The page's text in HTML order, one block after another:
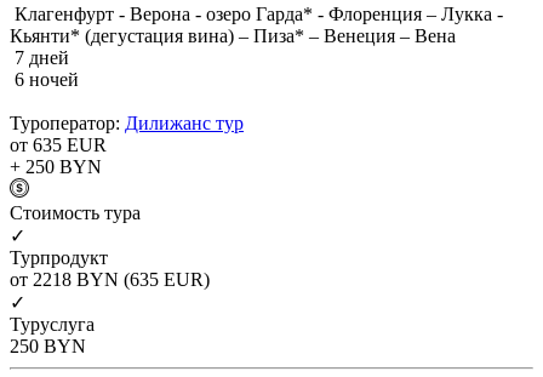
Клагенфурт - Верона - озеро Гарда* - Флоренция – Лукка -
Кьянти* (дегустация вина) – Пиза* – Венеция – Вена
7 дней
6 ночей
Туроператор: Дилижанс тур
от 635 EUR
+ 250 BYN
Cтоимость тура
✓
Турпродукт
от 2218 BYN (635 EUR)
✓
Туруслуга
250 BYN